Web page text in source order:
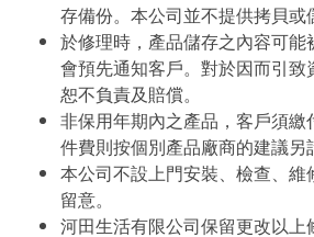
存備份。本公司並不提供拷貝或
於修理時，產品儲存之內容可能
會預先通知客戶。對於因而引致
恕不負責及賠償。
非保用年期內之產品，客戶須繳
件費則按個別產品廠商的建議另
本公司不設上門安裝、檢查、維
留意。
河田生活有限公司保留更改以上